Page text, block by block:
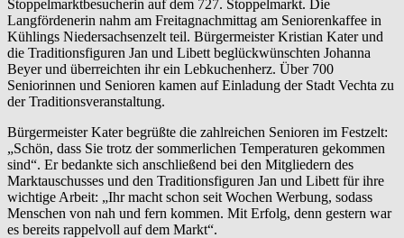
Stoppelmarktbesucherin auf dem 727. Stoppelmarkt. Die
Langfördenerin nahm am Freitagnachmittag am Seniorenkaffee in
Kühlings Niedersachsenzelt teil. Bürgermeister Kristian Kater und
die Traditionsfiguren Jan und Libett beglückwünschten Johanna
Beyer und überreichten ihr ein Lebkuchenherz. Über 700
Seniorinnen und Senioren kamen auf Einladung der Stadt Vechta zu
der Traditionsveranstaltung.
Bürgermeister Kater begrüßte die zahlreichen Senioren im Festzelt:
„Schön, dass Sie trotz der sommerlichen Temperaturen gekommen
sind“. Er bedankte sich anschließend bei den Mitgliedern des
Marktauschusses und den Traditionsfiguren Jan und Libett für ihre
wichtige Arbeit: „Ihr macht schon seit Wochen Werbung, sodass
Menschen von nah und fern kommen. Mit Erfolg, denn gestern war
es bereits rappelvoll auf dem Markt“.